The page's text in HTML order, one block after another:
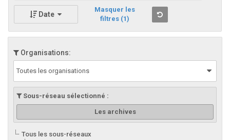
Date
Masquer les
filtres (1)
Organisations:
Toutes les organisations
Sous-réseau sélectionné :
Les archives
Tous les sous-réseaux